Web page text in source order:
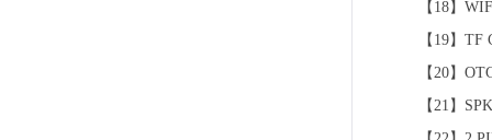
【18】
【19】TF
【20】
【21】